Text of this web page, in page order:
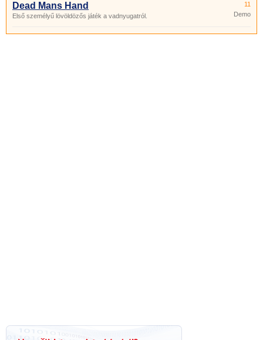
Dead Mans Hand
Első személyű lövöldözős játék a vadnyugatról.
11
Demo